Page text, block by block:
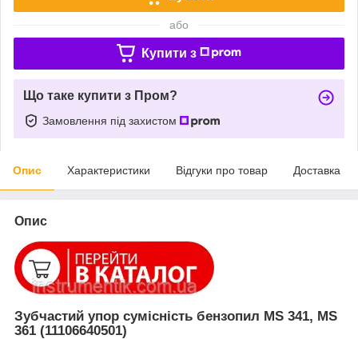
або
Купити з
Що таке купити з Пром?
Замовлення під захистом
Опис Характеристики Відгуки про товар Доставка
Опис
Зубчастий упор сумісність бензопил MS 341, MS
361 (11106640501)